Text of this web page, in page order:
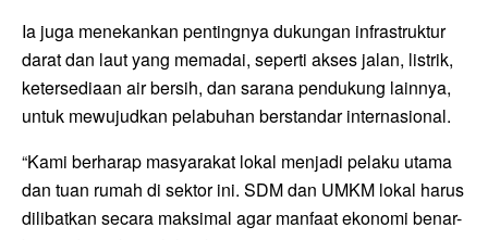
Ia juga menekankan pentingnya dukungan infrastruktur
darat dan laut yang memadai, seperti akses jalan, listrik,
ketersediaan air bersih, dan sarana pendukung lainnya,
untuk mewujudkan pelabuhan berstandar internasional.
“Kami berharap masyarakat lokal menjadi pelaku utama
dan tuan rumah di sektor ini. SDM dan UMKM lokal harus
dilibatkan secara maksimal agar manfaat ekonomi benar-